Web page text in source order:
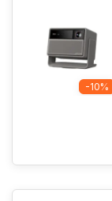
-10%